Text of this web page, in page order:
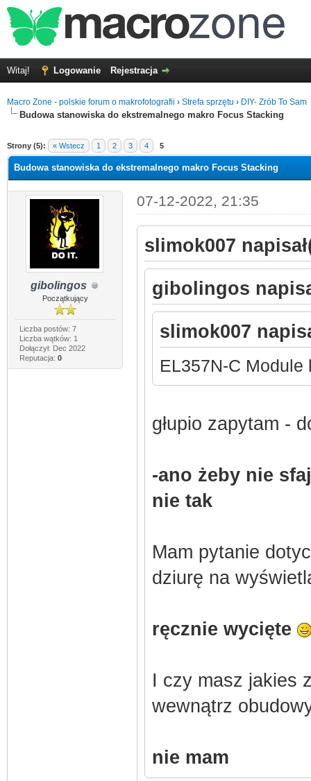
Witaj! Logowanie Rejestracja
Macro Zone - polskie forum o makrofotografii › Strefa sprzętu › DIY- Zrób To Sam
Budowa stanowiska do ekstremalnego makro Focus Stacking
Strony (5): « Wstecz 1 2 3 4 5
Budowa stanowiska do ekstremalnego makro Focus Stacking
gibolingos
Początkujący
Liczba postów: 7
Liczba wątków: 1
Dołączył: Dec 2022
Reputacja: 0
07-12-2022, 21:35
slimok007
gibolingos
slimok007
EL357N-C
głupio zapytam -
-ano żeby nie
nie tak
Mam pytanie
dziurę na
ręcznie wycięte
I czy masz jakies
wewnątrz
nie mam